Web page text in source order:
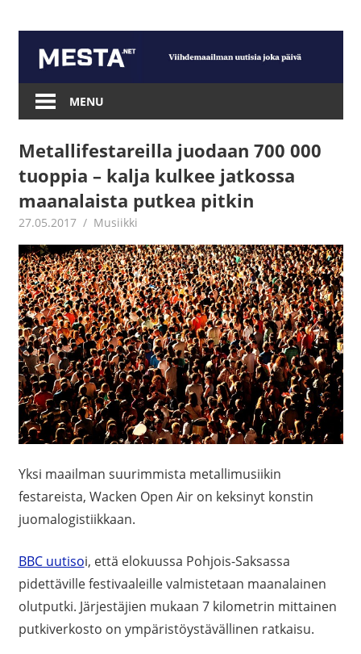
content
Mesta.net
MENU
Metallifestareilla juodaan 700 000
tuoppia – kalja kulkee jatkossa
maanalaista putkea pitkin
27.05.2017 Jouni Hirn
Musiikki
Yksi maailman suurimmista metallimusiikin
festareista, Wacken Open Air on keksinyt konstin
juomalogistiikkaan.
BBC uutisoi, että elokuussa Pohjois-Saksassa
pidettäville festivaaleille valmistetaan maanalainen
olutputki. Järjestäjien mukaan 7 kilometrin mittainen
putkiverkosto on ympäristöystävällinen ratkaisu.